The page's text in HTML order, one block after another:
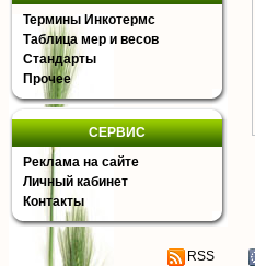
Термины Инкотермс
Таблица мер и весов
Стандарты
Прочее
СЕРВИС
Реклама на сайте
Личный кабинет
Контакты
RSS